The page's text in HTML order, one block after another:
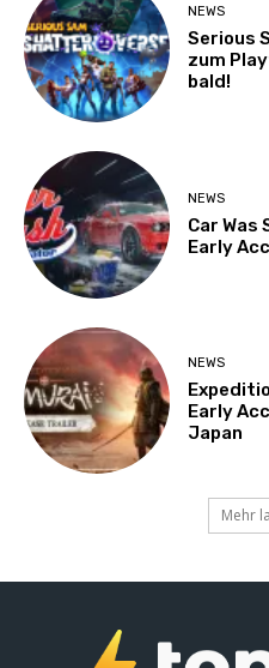
NEWS
Serious
zum
bald!
NEWS
Car
Early
NEWS
Early
Japan
Mehr